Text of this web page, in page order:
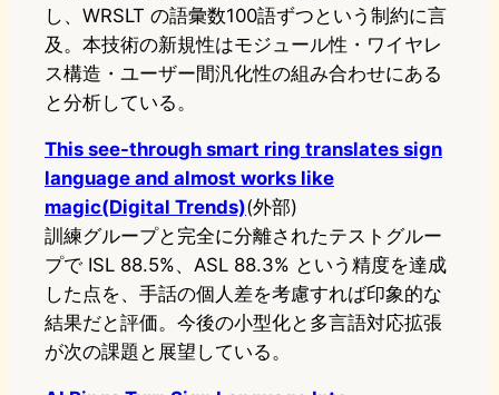
し、WRSLT の語彙数100語ずつという制約に言
及。本技術の新規性はモジュール性・ワイヤレ
ス構造・ユーザー間汎化性の組み合わせにある
と分析している。
This see-through smart ring translates sign
language and almost works like
magic(Digital Trends)(外部)
訓練グループと完全に分離されたテストグルー
プで ISL 88.5%、ASL 88.3% という精度を達成
した点を、手話の個人差を考慮すれば印象的な
結果だと評価。今後の小型化と多言語対応拡張
が次の課題と展望している。